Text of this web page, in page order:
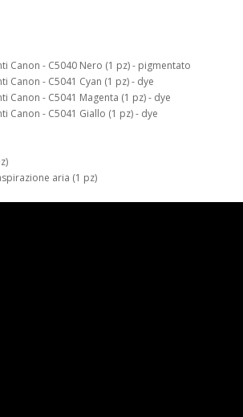
Canon - C5040 Nero (1 pz) - pigmentato
Canon - C5041 Cyan (1 pz) - dye
Canon - C5041 Magenta (1 pz) - dye
Canon - C5041 Giallo (1 pz) - dye
aria (1 pz)